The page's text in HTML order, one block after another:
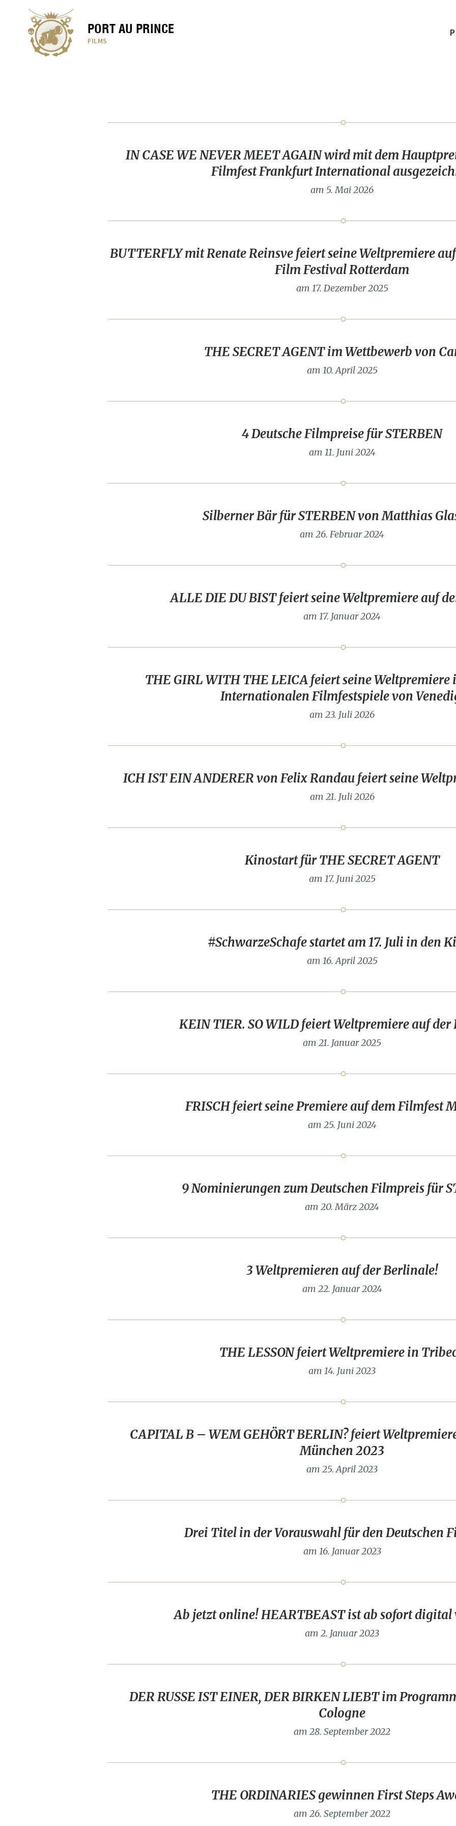
PORT AU PRINCE
FILMS
IN CASE WE NEVER MEET AGAIN wird mit dem
Filmfest Frankfurt International
am 5. Mai 2026
BUTTERFLY mit Renate Reinsve feiert seine Weltpremiere
Film Festival Rotterdam
am 17. Dezember 2025
THE SECRET AGENT im Wettbewerb von
am 10. April 2025
4 Deutsche Filmpreise für STERBEN
am 11. Juni 2024
Silberner Bär für STERBEN von Matthias
am 26. Februar 2024
ALLE DIE DU BIST feiert seine Weltpremiere auf
am 17. Januar 2024
THE GIRL WITH THE LEICA feiert seine Weltpremiere
Internationalen Filmfestspiele von
am 23. Juli 2026
ICH IST EIN ANDERER von Felix Randau feiert seine
am 21. Juli 2026
Kinostart für THE SECRET AGENT
am 17. Juni 2025
#SchwarzeSchafe startet am 17. Juli in den
am 16. April 2025
KEIN TIER. SO WILD feiert Weltpremiere auf
am 21. Januar 2025
FRISCH feiert seine Premiere auf dem Filmfest
am 25. Juni 2024
9 Nominierungen zum Deutschen Filmpreis für
am 20. März 2024
3 Weltpremieren auf der Berlinale!
am 22. Januar 2024
THE LESSON feiert Weltpremiere in
am 14. Juni 2023
CAPITAL B – WEM GEHÖRT BERLIN? feiert
München 2023
am 25. April 2023
Drei Titel in der Vorauswahl für den Deutschen
am 16. Januar 2023
Ab jetzt online! HEARTBEAST ist ab sofort
am 2. Januar 2023
DER RUSSE IST EINER, DER BIRKEN LIEBT im
Cologne
am 28. September 2022
THE ORDINARIES gewinnen First Steps
am 26. September 2022